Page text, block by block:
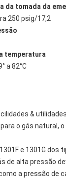
da tomada da
250 psig/17,2
temperatura
a 82°C
&
o gás natural,
e 1301G dos
de alta pressão
a pressão de